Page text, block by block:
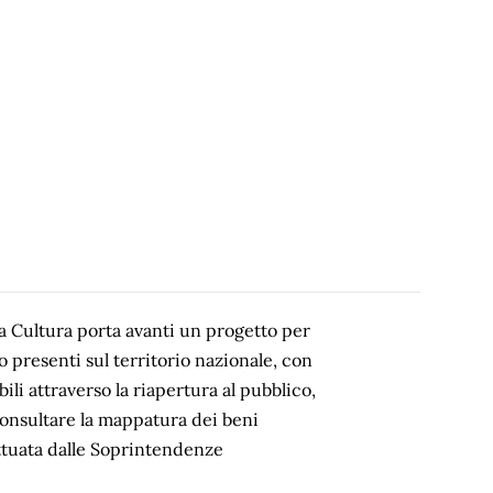
Cultura porta avanti un progetto per
presenti sul territorio nazionale, con
attraverso la riapertura al pubblico,
la mappatura dei beni
dalle Soprintendenze